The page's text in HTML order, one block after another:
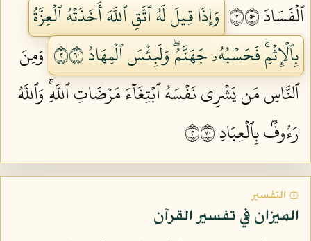
ٱلۡفَسَادَ ٢٠٥
وَإِذَا قِيلَ لَهُ ٱتَّقِ ٱللَّهَ أَخَذَتۡهُ ٱلۡعِزَّةُ
بِٱلۡإِثۡمِۚ فَحَسۡبُهُۥ جَهَنَّمُۖ وَلَبِئۡسَ ٱلۡمِهَادُ ٢٠٦
وَمِنَ
ٱلنَّاسِ مَن يَشۡرِي نَفۡسَهُ ٱبۡتِغَآءَ مَرۡضَاتِ ٱللَّهِۚ وَٱللَّهُ
رَءُوفُۢ بِٱلۡعِبَادِ ٢٠٧
۞ التفسير
الميزان في تفسير القرآن